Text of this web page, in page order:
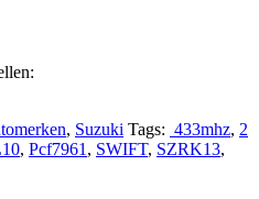
, Suzuki Tags: 433mhz, 2
, Pcf7961 , SWIFT, SZRK13,